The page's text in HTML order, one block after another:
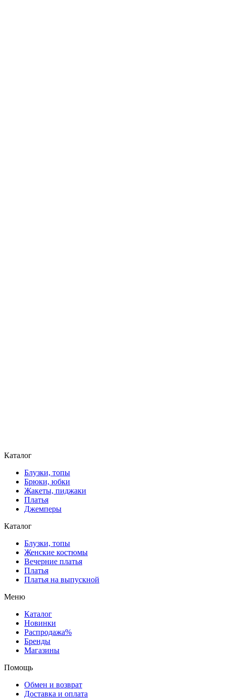
Каталог
Блузки, топы
Брюки, юбки
Жакеты, пиджаки
Платья
Джемперы
Каталог
Блузки, топы
Женские костюмы
Вечерние платья
Платья
Платья на выпускной
Меню
Каталог
Новинки
Распродажа%
Бренды
Магазины
Помощь
Обмен и возврат
Доставка и оплата